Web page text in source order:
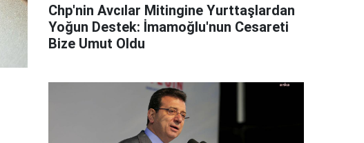
Chp'nin Avcılar Mitingine Yurttaşlardan
Yoğun Destek: İmamoğlu'nun Cesareti
Bize Umut Oldu